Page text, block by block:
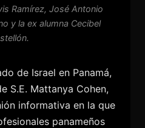
Ramírez, José Antonio
y la ex alumna Cecibel
de Israel en Panamá,
S.E. Mattanya Cohen,
informativa en la que
panameños